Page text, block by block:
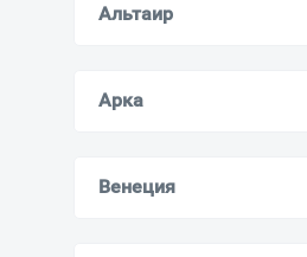
Альтаир
Арка
Венеция